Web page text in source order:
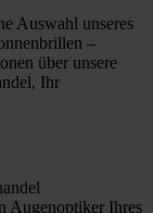
Auswahl unseres
–
über unsere
Ihr
Augenoptiker Ihres